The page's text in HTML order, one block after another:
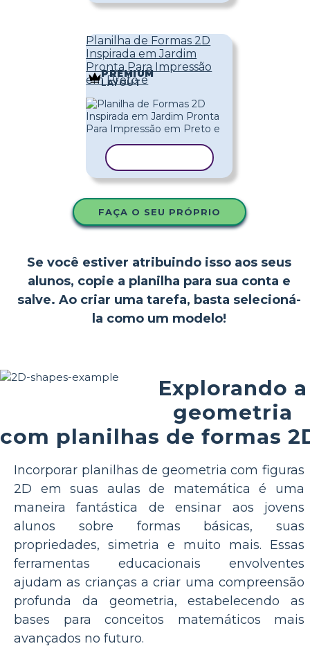
Planilha de Formas 2D
Inspirada em Jardim
Pronta Para Impressão
em Preto e
PREMIUM
LAYOUT
FAÇA O SEU PRÓPRIO
Se você estiver atribuindo isso aos seus
alunos, copie a planilha para sua conta e
salve. Ao criar uma tarefa, basta selecioná-
la como um modelo!
Explorando a
geometria
com planilhas de formas
Incorporar planilhas de geometria com figuras
2D em suas aulas de matemática é uma
maneira fantástica de ensinar aos jovens
alunos sobre formas básicas, suas
propriedades, simetria e muito mais. Essas
ferramentas educacionais envolventes
ajudam as crianças a criar uma compreensão
profunda da geometria, estabelecendo as
bases para conceitos matemáticos mais
avançados no futuro.